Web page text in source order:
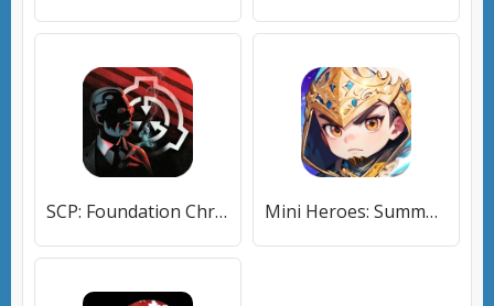
SCP: Foundation Chronicles (Карты) [МОД Mega Pack] APK Android Mini Heroes: Summoners War (Мини Герои) [МОД Много денег] APK Android